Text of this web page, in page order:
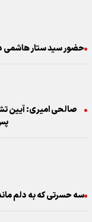
حضور سید ستار هاشمی
صالحی امیری: آیین
سه حسرتی که به دلم